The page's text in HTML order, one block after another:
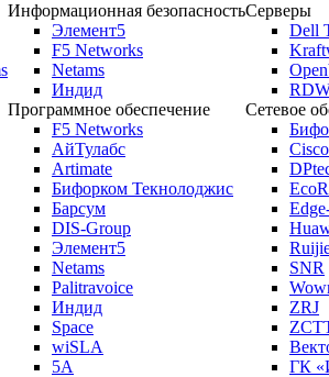
Информационная безопасность
Элемент5
F5 Networks
Netams
Индид
Программное обеспечение
F5 Networks
АйТулабс
Artimate
Бифорком Текнолоджис
Барсум
DIS-Group
Элемент5
Netams
Palitravoice
Индид
Space
wiSLA
5A
Серверы
Dell
Сетевое
SNR
ZRJ
ГК